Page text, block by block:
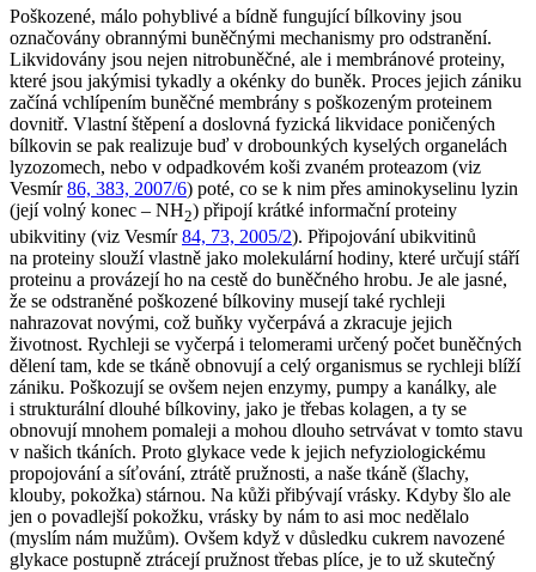
Poškozené, málo pohyblivé a bídně fungující bílkoviny jsou
označovány obrannými buněčnými mechanismy pro odstranění.
Likvidovány jsou nejen nitrobuněčné, ale i membránové proteiny,
které jsou jakýmisi tykadly a okénky do buněk. Proces jejich zániku
začíná vchlípením buněčné membrány s poškozeným proteinem
dovnitř. Vlastní štěpení a doslovná fyzická likvidace poničených
bílkovin se pak realizuje buď v drobounkých kyselých organelách
lyzozomech, nebo v odpadkovém koši zvaném proteazom (viz
Vesmír86, 383, 2007/6) poté, co se k nim přes aminokyselinu lyzin
(její volný konec – NH2) připojí krátké informační proteiny
ubikvitiny (viz Vesmír84, 73, 2005/2). Připojování ubikvitinů
na proteiny slouží vlastně jako molekulární hodiny, které určují stáří
proteinu a provázejí ho na cestě do buněčného hrobu. Je ale jasné,
že se odstraněné poškozené bílkoviny musejí také rychleji
nahrazovat novými, což buňky vyčerpává a zkracuje jejich
životnost. Rychleji se vyčerpá i telomerami určený počet buněčných
dělení tam, kde se tkáně obnovují a celý organismus se rychleji blíží
zániku. Poškozují se ovšem nejen enzymy, pumpy a kanálky, ale
i strukturální dlouhé bílkoviny, jako je třebas kolagen, a ty se
obnovují mnohem pomaleji a mohou dlouho setrvávat v tomto stavu
v našich tkáních. Proto glykace vede k jejich nefyziologickému
propojování a síťování, ztrátě pružnosti, a naše tkáně (šlachy,
klouby, pokožka) stárnou. Na kůži přibývají vrásky. Kdyby šlo ale
jen o povadlejší pokožku, vrásky by nám to asi moc nedělalo
(myslím nám mužům). Ovšem když v důsledku cukrem navozené
glykace postupně ztrácejí pružnost třebas plíce, je to už skutečný